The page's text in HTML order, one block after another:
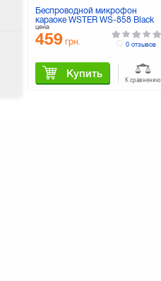
Беспроводной микрофон
караоке WSTER WS-858 Black
цена
459 грн.
Купить
0 отзывов
К сравнению